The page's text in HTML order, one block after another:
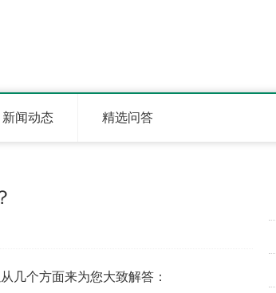
新闻动态 精选问答
几个方面来为您大致解答：